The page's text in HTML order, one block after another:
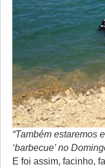
“Também estaremos
‘barbecue’ no
E foi assim, facinho,